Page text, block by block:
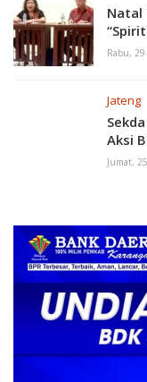
Natal
Rabu,
Jateng
Aksi
Jumat,